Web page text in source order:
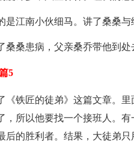
是江南小伙细马。讲了桑桑
桑桑患病，父亲桑乔带他到处
5
《铁匠的徒弟》这篇文章。
，所以他要找一个接班人。
后的胜利者。结果，大徒弟